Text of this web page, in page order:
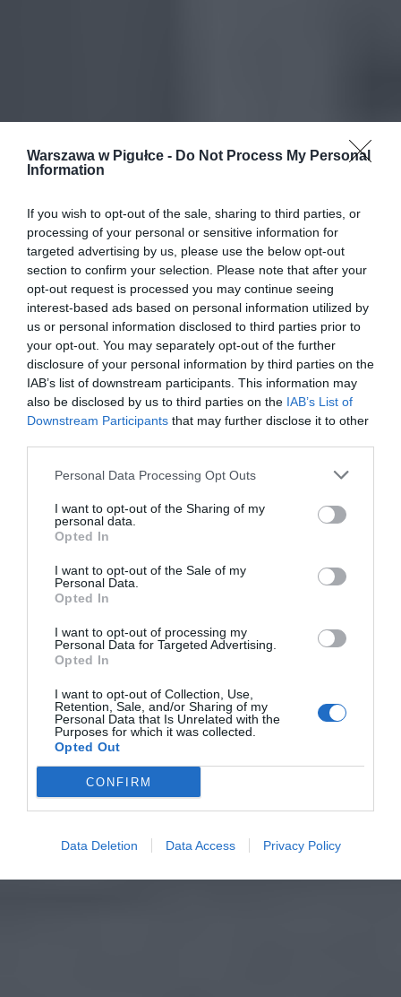
Warszawa w Pigułce - Do Not Process My Personal
Information
If you wish to opt-out of the sale, sharing to third parties, or
processing of your personal or sensitive information for
targeted advertising by us, please use the below opt-out
section to confirm your selection. Please note that after your
opt-out request is processed you may continue seeing
interest-based ads based on personal information utilized by
us or personal information disclosed to third parties prior to
your opt-out. You may separately opt-out of the further
disclosure of your personal information by third parties on the
IAB’s list of downstream participants. This information may
also be disclosed by us to third parties on the IAB’s List of
Downstream Participants that may further disclose it to other
Personal Data Processing Opt Outs
I want to opt-out of the Sharing of my
personal data.
Opted In
I want to opt-out of the Sale of my
Personal Data.
Opted In
I want to opt-out of processing my
Personal Data for Targeted Advertising.
Opted In
I want to opt-out of Collection, Use,
Retention, Sale, and/or Sharing of my
Personal Data that Is Unrelated with the
Purposes for which it was collected.
Opted Out
CONFIRM
Data Deletion Data Access Privacy Policy